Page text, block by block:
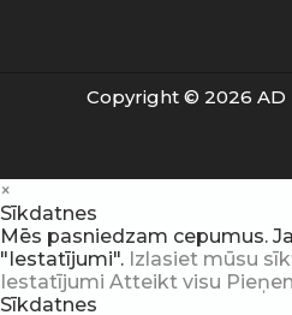
Copyright © 2026
×
Sīkdatnes
Mēs pasniedzam cepumus.
"Iestatījumi". Izlasiet mūsu
Iestatījumi Atteikt visu
Sīkdatnes